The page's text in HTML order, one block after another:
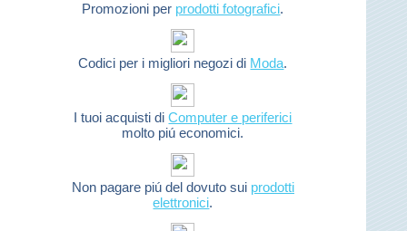
Promozioni per prodotti fotografici.
Codici per i migliori negozi di Moda.
I tuoi acquisti diComputer e periferici
molto piú economici.
Non pagare piú del dovuto sui prodotti
elettronici.